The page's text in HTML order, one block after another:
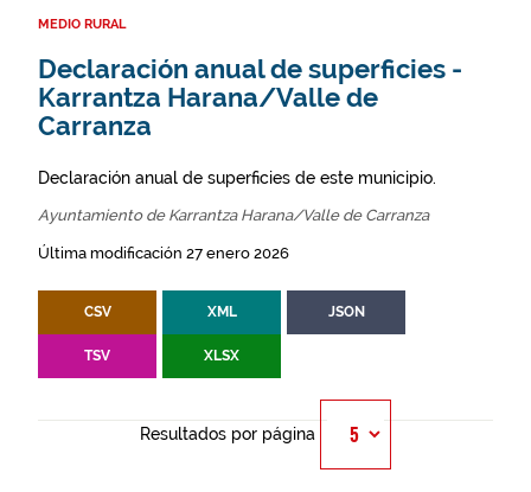
MEDIO RURAL
Declaración anual de superficies -
Karrantza Harana/Valle de
Carranza
Declaración anual de superficies de este municipio.
Ayuntamiento de Karrantza Harana/Valle de Carranza
Última modificación 27 enero 2026
CSV XML JSON
TSV XLSX
Resultados por página